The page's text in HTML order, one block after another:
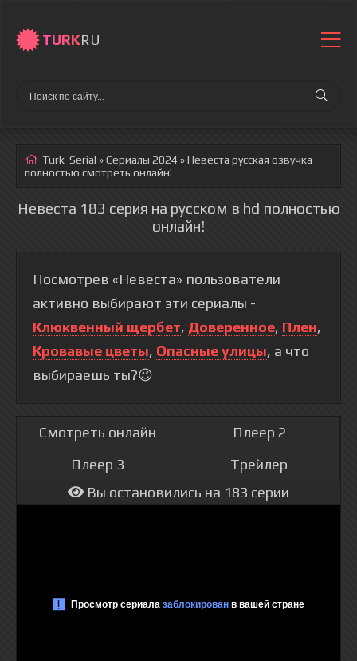
TURKRU
Turk-Serial »Сериалы 2024 » Невеста русская озвучка
полностью смотреть онлайн!
Невеста 183 серия на русском в hd полностью
онлайн!
Посмотрев «Невеста» пользователи
активно выбирают эти сериалы -
Клюквенный щербет, Доверенное, Плен,
Кровавые цветы, Опасные улицы, а что
выбираешь ты?😉
Смотреть онлайн
Плеер 2
Плеер 3
Трейлер
Вы остановились на 183 серии